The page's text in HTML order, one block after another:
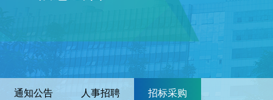
通知公告 人事招聘 招标采购